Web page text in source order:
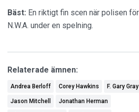
Bäst: En riktigt fin scen när polisen
N.W.A. under en spelning.
Relaterade ämnen:
Andrea Berloff Corey Hawkins F. Gary Gray
Jason Mitchell Jonathan Herman